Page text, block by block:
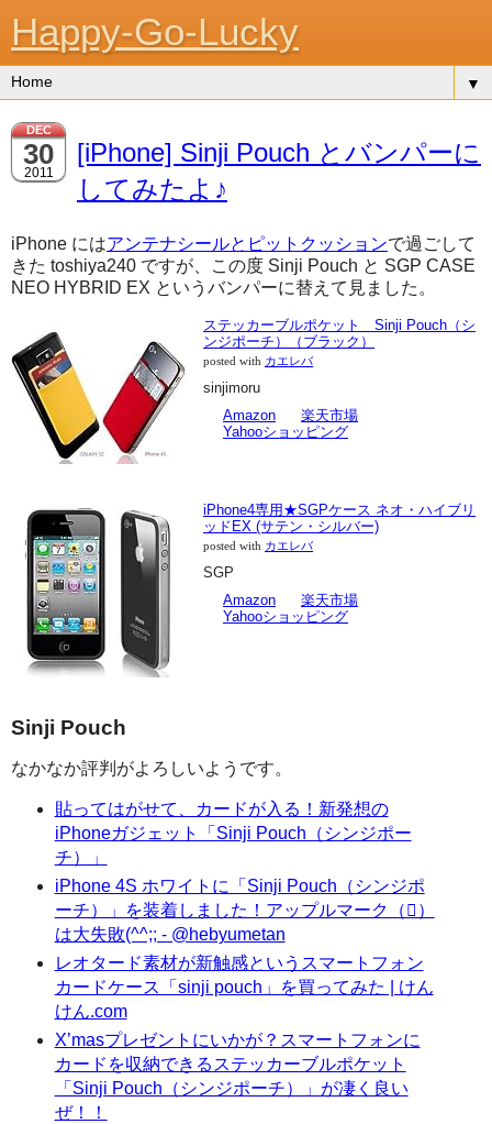
Happy-Go-Lucky
▼
DEC
30
2011
[iPhone] Sinji Pouch とバンパーに
してみたよ♪
iPhone にはアンテナシールとピットクッションで過ごして
きた toshiya240 ですが、この度 Sinji Pouch と SGP CASE
NEO HYBRID EX というバンパーに替えて見ました。
ステッカーブルポケット Sinji Pouch（シ
ンジポーチ）（ブラック）
posted with カエレバ
sinjimoru
Amazon
楽天市場
Yahooショッピング
iPhone4専用★SGPケース ネオ・ハイブリ
ッドEX (サテン・シルバー)
posted with カエレバ
SGP
Amazon
楽天市場
Yahooショッピング
Sinji Pouch
なかなか評判がよろしいようです。
貼ってはがせて、カードが入る！新発想の
iPhoneガジェット「Sinji Pouch（シンジポー
チ）」
iPhone 4S ホワイトに「Sinji Pouch（シンジポ
ーチ）」を装着しました！アップルマーク（）
は大失敗(^^;; - @hebyumetan
レオタード素材が新触感というスマートフォン
カードケース「sinji pouch」を買ってみた | けん
けん.com
X’masプレゼントにいかが？スマートフォンに
カードを収納できるステッカーブルポケット
「Sinji Pouch（シンジポーチ）」が凄く良い
ぜ！！